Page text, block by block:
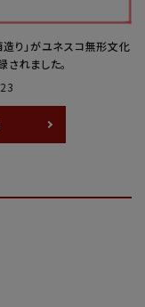
造り」がユネスコ無形文化
れました。